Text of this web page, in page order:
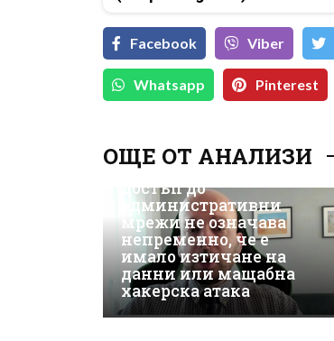
Facebook Viber
Whatsapp Pinterest
ОЩЕ ОТ АНАЛИЗИ
киберсигурност:
Неоторизираният
достъп до
административни
мрежи не означава
непременно, че е
имало изтичане на
данни или мащабна
хакерска атака